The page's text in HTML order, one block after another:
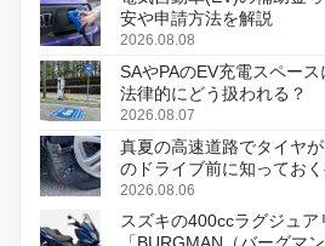
安や申請方法を解説
2026.08.08
SAやPAのEV充電スペース
法律的にどう扱われる？
2026.08.07
真夏の高速道路でタイヤ
のドライブ前に知ってお
2026.08.06
スズキの400ccラグジュア
「BURGMAN（バーグマ